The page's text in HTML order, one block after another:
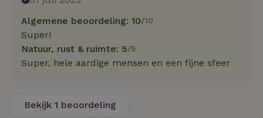
Algemene beoordeling: 10/10
Super!
Natuur, rust & ruimte: 5/5
Super, hele aardige mensen en een fijne sfeer
Bekijk 1 beoordeling